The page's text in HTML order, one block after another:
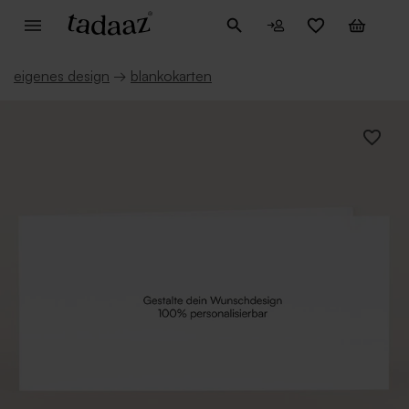
eigenes design → blankokarten